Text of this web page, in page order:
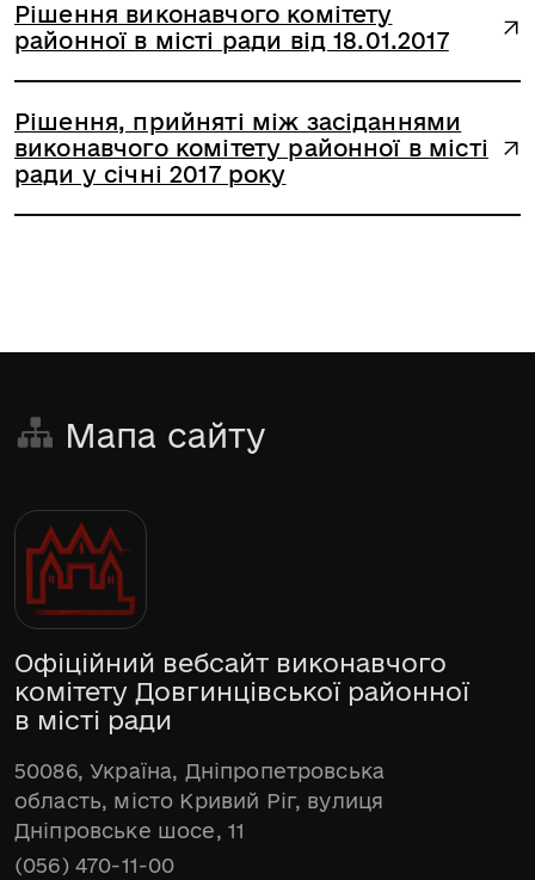
Рішення виконавчого комітету
районної в місті ради від 18.01.2017
Рішення, прийняті між засіданнями
виконавчого комітету районної в місті
ради у січні 2017 року
Мапа сайту
Офіційний вебсайт виконавчого
комітету Довгинцівської районної
в місті ради
50086, Україна, Дніпропетровська
область, місто Кривий Ріг, вулиця
Дніпровське шосе, 11
(056) 470-11-00